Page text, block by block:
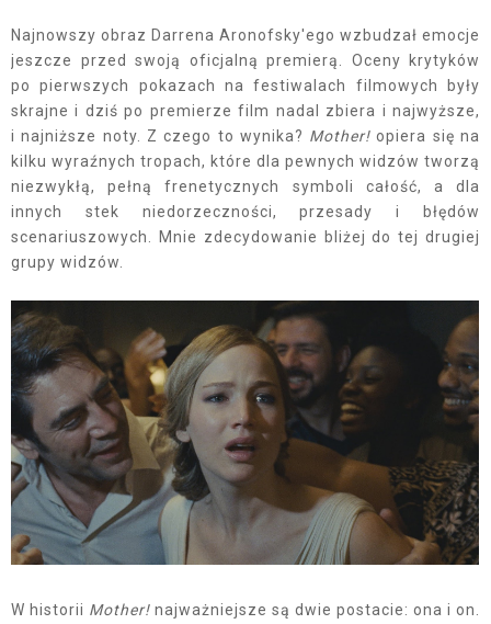
Najnowszy obraz Darrena Aronofsky'ego wzbudzał emocje
jeszcze przed swoją oficjalną premierą. Oceny krytyków
po pierwszych pokazach na festiwalach filmowych były
skrajne i dziś po premierze film nadal zbiera i najwyższe,
i najniższe noty. Z czego to wynika? Mother! opiera się na
kilku wyraźnych tropach, które dla pewnych widzów tworzą
niezwykłą, pełną frenetycznych symboli całość, a dla
innych stek niedorzeczności, przesady i błędów
scenariuszowych. Mnie zdecydowanie bliżej do tej drugiej
grupy widzów.
W historii Mother! najważniejsze są dwie postacie: ona i on.